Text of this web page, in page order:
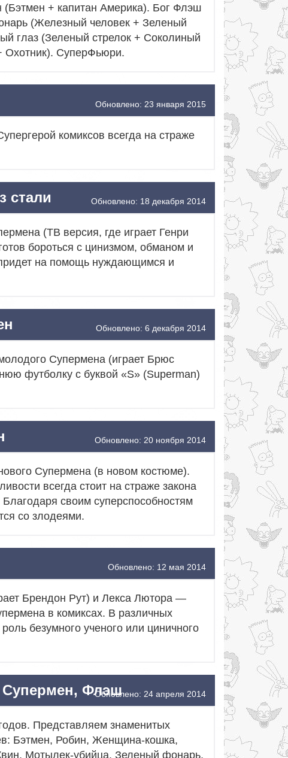
(Бэтмен + капитан Америка). Бог Флэш
(Железный человек + Зеленый
глаз (Зеленый стрелок + Соколиный
Охотник). СуперФьюри.
Обновлено: 23 января 2015
комиксов всегда на страже
стали Обновлено: 18 декабря 2014
(ТВ версия, где играет Генри
бороться с цинизмом, обманом и
на помощь нуждающимся и
Обновлено: 6 декабря 2014
Супермена (играет Брюс
футболку с буквой «S» (Superman)
Обновлено: 20 ноября 2014
Супермена (в новом костюме).
всегда стоит на страже закона
Благодаря своим суперспособностям
со злодеями.
Обновлено: 12 мая 2014
Брендон Рут) и Лекса Лютора —
в комиксах. В различных
безумного ученого или циничного
Супермен, ФлэшОбновлено: 24 апреля 2014
Представляем знаменитых
Бэтмен, Робин, Женщина-кошка,
Мотылек-убийца, Зеленый фонарь,